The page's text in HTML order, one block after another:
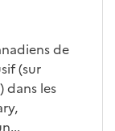
de
(sur
dans les